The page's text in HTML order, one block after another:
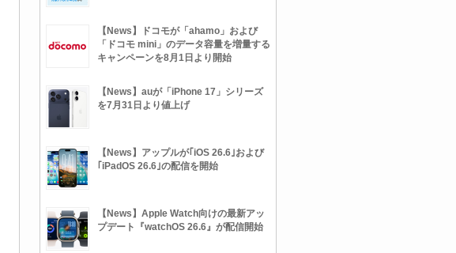
【News】ドコモが「ahamo」および
「ドコモ mini」のデータ容量を増量する
キャンペーンを8月1日より開始
【News】auが「iPhone 17」シリーズ
を7月31日より値上げ
【News】アップルが｢iOS 26.6｣および
｢iPadOS 26.6｣の配信を開始
【News】Apple Watch向けの最新アッ
プデート『watchOS 26.6』が配信開始